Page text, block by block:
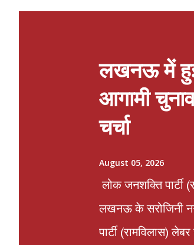
s
लखनऊ में
आगामी
चर्चा
August 05, 2026
लोक जनशक्ति पार्टी
लखनऊ के सरोजिनी
पार्टी (रामविलास)